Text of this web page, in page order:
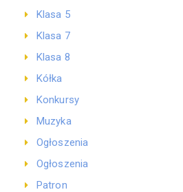
Klasa 5
Klasa 7
Klasa 8
Kółka
Konkursy
Muzyka
Ogłoszenia
Ogłoszenia
Patron